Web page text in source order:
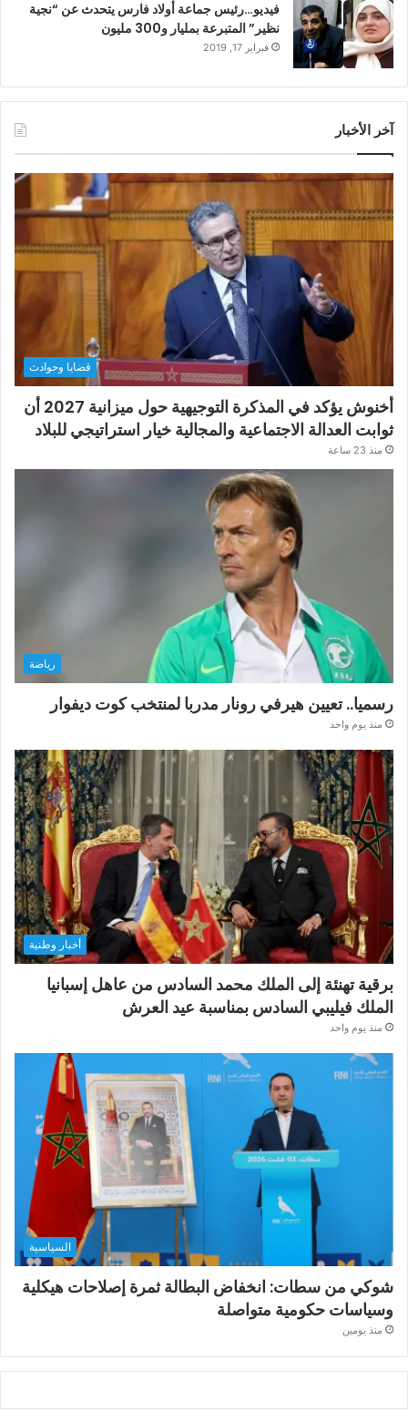
فيديو…رئيس جماعة أولاد فارس يتحدث عن “نجية
نظير” المتبرعة بمليار و300 مليون
فبراير 17, 2019
آخر الأخبار
قضايا وحوادث
أخنوش يؤكد في المذكرة التوجيهية حول ميزانية 2027 أن
ثوابت العدالة الاجتماعية والمجالية خيار استراتيجي للبلاد
منذ 23 ساعة
رياضة
رسميا.. تعيين هيرفي رونار مدربا لمنتخب كوت ديفوار
منذ يوم واحد
أخبار وطنية
برقية تهنئة إلى الملك محمد السادس من عاهل إسبانيا
الملك فيليبي السادس بمناسبة عيد العرش
منذ يوم واحد
السياسية
شوكي من سطات: انخفاض البطالة ثمرة إصلاحات هيكلية
وسياسات حكومية متواصلة
منذ يومين